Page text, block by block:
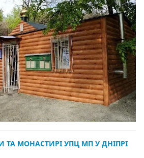
ТА МОНАСТИРІ УПЦ МП У ДНІПРІ